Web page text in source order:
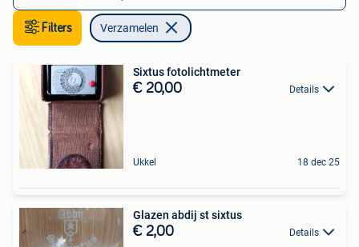
Filters Verzamelen
Sixtus fotolichtmeter
€ 20,00 Details
Ukkel 18 dec 25
Glazen abdij st sixtus
€ 2,00 Details